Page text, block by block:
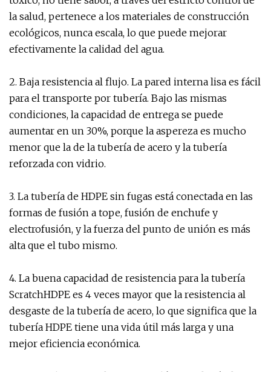
la salud, pertenece a los materiales de construcción
ecológicos, nunca escala, lo que puede mejorar
efectivamente la calidad del agua.
2. Baja resistencia al flujo. La pared interna lisa es fácil
para el transporte por tubería. Bajo las mismas
condiciones, la capacidad de entrega se puede
aumentar en un 30%, porque la aspereza es mucho
menor que la de la tubería de acero y la tubería
reforzada con vidrio.
3. La tubería de HDPE sin fugas está conectada en las
formas de fusión a tope, fusión de enchufe y
electrofusión, y la fuerza del punto de unión es más
alta que el tubo mismo.
4. La buena capacidad de resistencia para la tubería
ScratchHDPE es 4 veces mayor que la resistencia al
desgaste de la tubería de acero, lo que significa que la
tubería HDPE tiene una vida útil más larga y una
mejor eficiencia económica.